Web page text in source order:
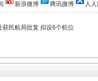
新浪微博 腾讯微博 人人
获民航局批复 拟设6个机位